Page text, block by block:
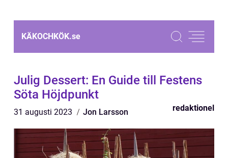
KÄKOCHKÖK.se
Julig Dessert: En Guide till Festens
Söta Höjdpunkt
31 augusti 2023 Jon Larsson redaktionel